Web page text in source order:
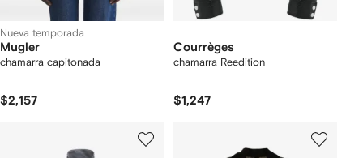
Nueva temporada
Mugler
chamarra capitonada
$2,157
Courrèges
chamarra Reedition
$1,247